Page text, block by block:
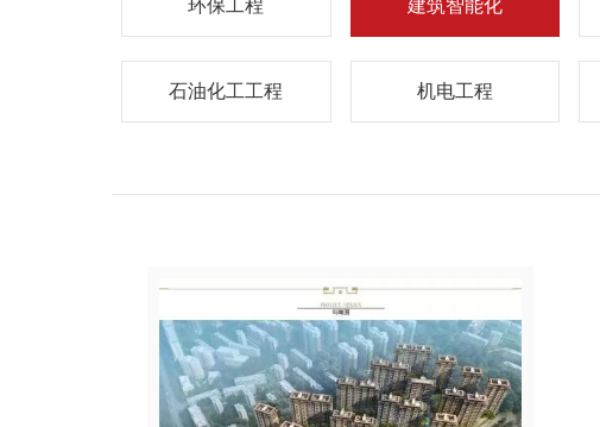
环保工程 建筑智能化
石油化工工程 机电工程